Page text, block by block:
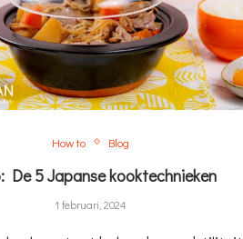
How to Blog
De 5 Japanse kooktechnieken
1 februari, 2024